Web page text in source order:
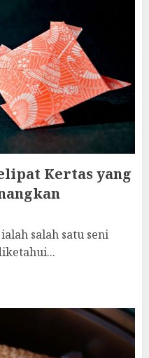
Kertas yang
salah satu seni